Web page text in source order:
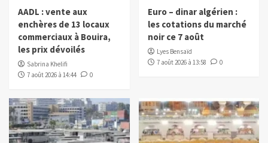
AADL : vente aux
enchères de 13 locaux
commerciaux à Bouira,
les prix dévoilés
Sabrina Khelifi
7 août 2026 à 14:44
0
Euro – dinar algérien :
les cotations du marché
noir ce 7 août
Lyes Bensaïd
7 août 2026 à 13:58
0